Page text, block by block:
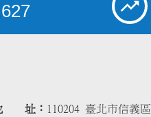
址
110204 臺北市信義